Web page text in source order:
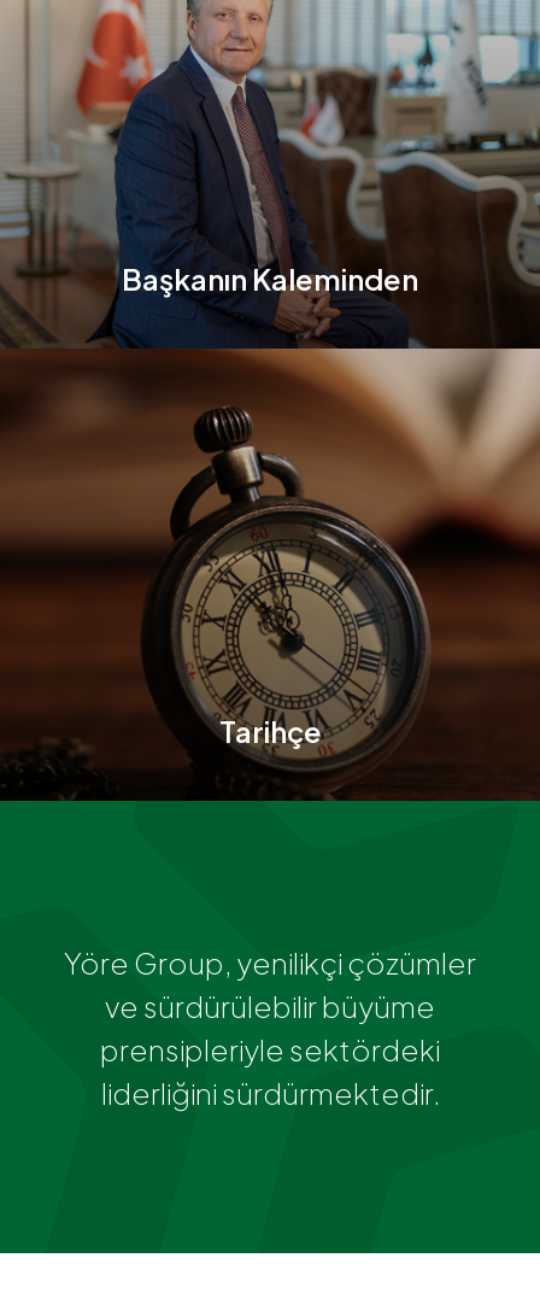
Başkanın Kaleminden
Tarihçe
Yöre Group, yenilikçi çözümler
ve sürdürülebilir büyüme
prensipleriyle sektördeki
liderliğini sürdürmektedir.